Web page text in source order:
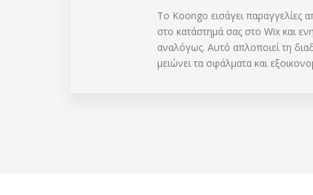
Το Koongo εισάγει παραγγελίες
στο κατάστημά σας στο Wix και
αναλόγως. Αυτό απλοποιεί τη
μειώνει τα σφάλματα και